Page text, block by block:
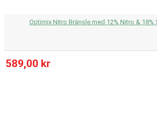
Optimix Nitro Bränsle med 12% Nitro & 18%
589,00 kr